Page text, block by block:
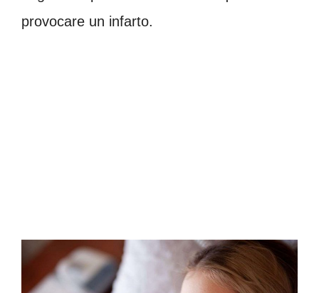
provocare un infarto.